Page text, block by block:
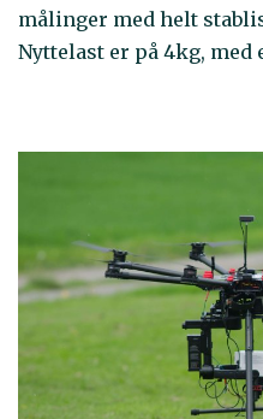
målinger med helt
Nyttelast er på 4kg, med